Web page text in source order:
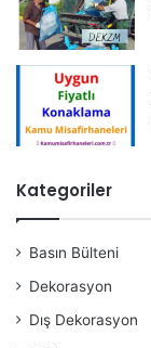
Kategoriler
Basın Bülteni
Dekorasyon
Dış Dekorasyon